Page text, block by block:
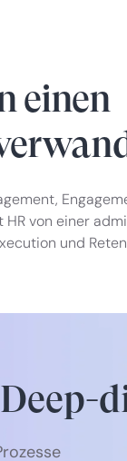
einen
von einer
und